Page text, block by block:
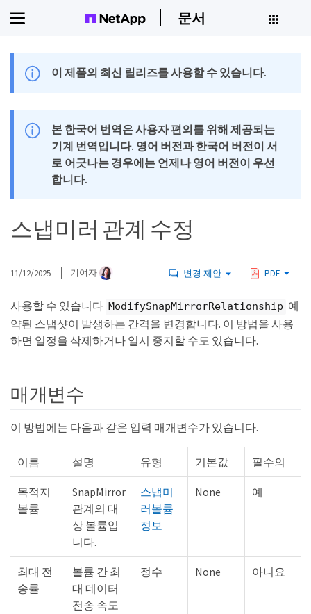
문서
이 제품의 최신 릴리즈를 사용할 수 있습니다.
본 한국어 번역은 사용자 편의를 위해 제공되는
기계 번역입니다. 영어 버전과 한국어 버전이 서
로 어긋나는 경우에는 언제나 영어 버전이 우선
합니다.
스냅미러 관계 수정
11/12/2025 기여자 변경 제안 PDF
사용할 수 있습니다 ModifySnapMirrorRelationship 예
약된 스냅샷이 발생하는 간격을 변경합니다. 이 방법을 사용
하면 일정을 삭제하거나 일시 중지할 수도 있습니다.
매개변수
이 방법에는 다음과 같은 입력 매개변수가 있습니다.
이름 설명 유형 기본값 필수의
목적지
볼륨
SnapMirror
관계의 대
상 볼륨입
니다.
스냅미
러볼륨
정보
None 예
최대 전
송률
볼륨 간 최
대 데이터
전송 속도
정수 None 아니요